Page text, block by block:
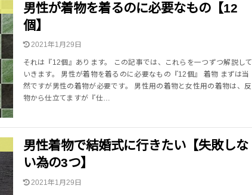
男性が着物を着るのに必要なもの【12
個】
2021年1月29日
それは『12個』あります。 この記事では、これらを一つずつ解説して
いきます。 男性が着物を着るのに必要なもの『12個』 着物 まずは当
然ですが男性の着物が必要です。 男性用の着物と女性用の着物は、反
物から仕立てますが『仕…
男性着物で結婚式に行きたい【失敗しな
い為の3つ】
2021年1月29日